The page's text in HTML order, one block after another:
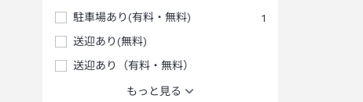
駐車場あり(有料・無料)
1
送迎あり(無料)
送迎あり（有料・無料）
もっと見る